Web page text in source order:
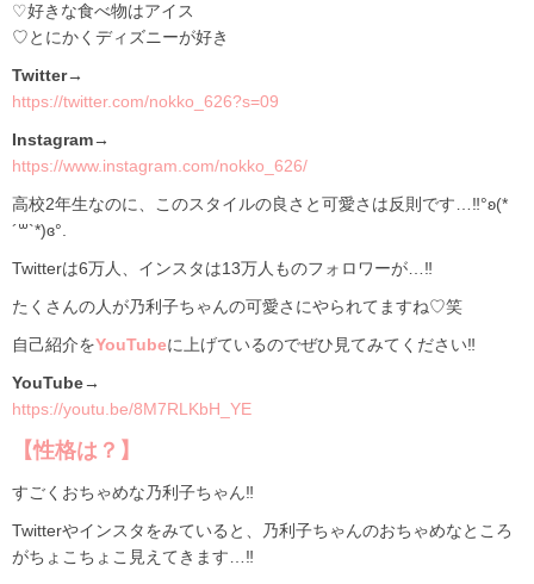
♡好きな食べ物はアイス
♡とにかくディズニーが好き
Twitter→
https://twitter.com/nokko_626?s=09
Instagram→
https://www.instagram.com/nokko_626/
高校2年生なのに、このスタイルの良さと可愛さは反則です…‼°ʚ(*
´꒳`*)ɞ°.
Twitterは6万人、インスタは13万人ものフォロワーが…‼
たくさんの人が乃利子ちゃんの可愛さにやられてますね♡笑
自己紹介をYouTubeに上げているのでぜひ見てみてください‼
YouTube→
https://youtu.be/8M7RLKbH_YE
【性格は？】
すごくおちゃめな乃利子ちゃん‼
Twitterやインスタをみていると、乃利子ちゃんのおちゃめなところ
がちょこちょこ見えてきます…‼